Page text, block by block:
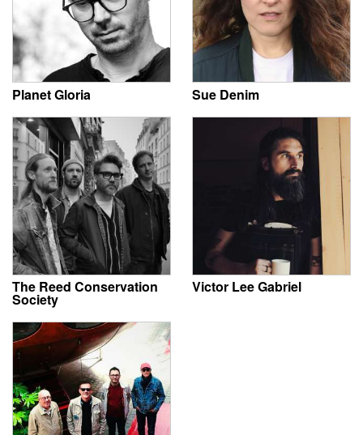
Planet Gloria Sue Denim
The Reed Conservation
Society
Victor Lee Gabriel